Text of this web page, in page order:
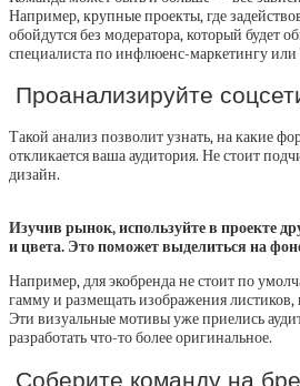
Например, крупные проекты, где
обойдутся без модератора, который будет
специалиста по инфлюенс-маркетингу
Проанализируйте
Такой анализ позволит узнать, на какие
откликается ваша аудитория. Не стоит
дизайн.
Изучив рынок, используйте в проекте
и цвета. Это поможет выделиться на
Например, для экобренда не стоит по
гамму и размещать изображения
Эти визуальные мотивы уже приелись
разработать что-то более оригинальное.
Соберите команду на